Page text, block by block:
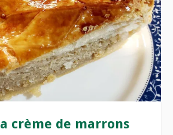
crème de marrons